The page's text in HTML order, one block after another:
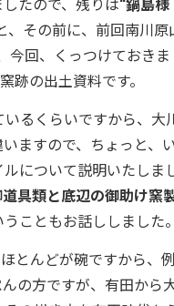
たので、残りは“鍋島様
、その前に、前回南川原
今回、くっつけておきま
跡の出土資料です。
るくらいですから、大
ますので、ちょっと、
について説明いたしま
具類と底辺の御助け窯
こともお話ししました。
とんどが碗ですから、例
の方ですが、有田から